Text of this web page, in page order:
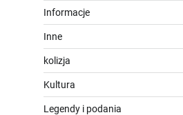
Informacje
Inne
kolizja
Kultura
Legendy i podania